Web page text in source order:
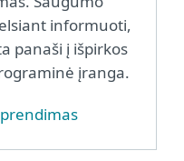
informuoti,
panaši į išpirkos
įranga.